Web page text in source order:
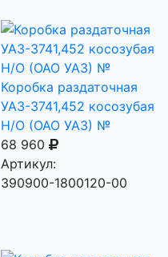
Коробка раздаточная
УАЗ-3741,452 косозубая
Н/О (ОАО УАЗ) №
68 960
Артикул:
390900-1800120-00